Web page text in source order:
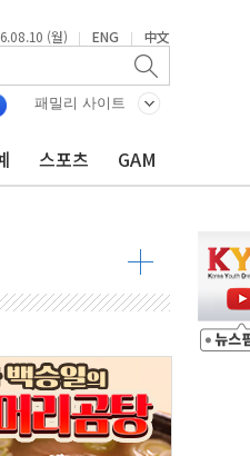
(월) | ENG | 中文
패밀리 사이트
스포츠 GAM
화
투자해야"
급
李는 입꾹닫"